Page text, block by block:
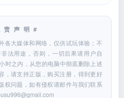
责声明#
各大媒体和网络，仅供试玩体验；不
法用途，否则，一切后果请用户自
时之内，从您的电脑中彻底删除上述
，请支持正版，购买注册，得到更好
权问题，如有侵权请邮件与我们联系